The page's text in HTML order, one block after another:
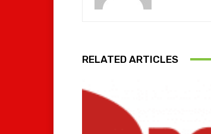
RELATED ARTICLES